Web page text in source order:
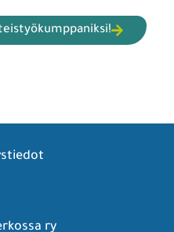
ry